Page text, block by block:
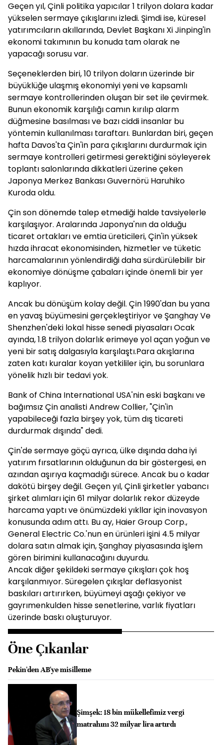
Geçen yıl, Çinli politika yapıcılar 1 trilyon dolara kadar
yükselen sermaye çıkışlarını izledi. Şimdi ise, küresel
yatırımcıların akıllarında, Devlet Başkanı Xi Jinping'in
ekonomi takımının bu konuda tam olarak ne
yapacağı sorusu var.
Seçeneklerden biri, 10 trilyon doların üzerinde bir
büyüklüğe ulaşmış ekonomiyi yeni ve kapsamlı
sermaye kontrollerinden oluşan bir set ile çevirmek.
Bunun ekonomik karşılığı camın kırılıp alarm
düğmesine basılması ve bazı ciddi insanlar bu
yöntemin kullanılması taraftarı. Bunlardan biri, geçen
hafta Davos'ta Çin'in para çıkışlarını durdurmak için
sermaye kontrolleri getirmesi gerektiğini söyleyerek
toplantı salonlarında dikkatleri üzerine çeken
Japonya Merkez Bankası Guvernörü Haruhiko
Kuroda oldu.
Çin son dönemde talep etmediği halde tavsiyelerle
karşılaşıyor. Aralarında Japonya'nın da olduğu
ticaret ortakları ve emtia üreticileri, Çin'in yüksek
hızda ihracat ekonomisinden, hizmetler ve tüketic
harcamalarının yönlendirdiği daha sürdürülebilir bir
ekonomiye dönüşme çabaları içinde önemli bir yer
kaplıyor.
Ancak bu dönüşüm kolay değil. Çin 1990'dan bu yana
en yavaş büyümesini gerçekleştiriyor ve Şanghay Ve
Shenzhen'deki lokal hisse senedi piyasaları Ocak
ayında, 1.8 trilyon dolarlık erimeye yol açan yoğun ve
yeni bir satış dalgasıyla karşılaştı.Para akışlarına
zaten katı kuralar koyan yetkililer için, bu sorunlara
yönelik hızlı bir tedavi yok.
Bank of China International USA'nin eski başkanı ve
bağımsız Çin analisti Andrew Collier, "Çin'in
yapabileceği fazla birşey yok, tüm dış ticareti
durdurmak dışında" dedi.
Çin'de sermaye göçü ayrıca, ülke dışında daha iyi
yatırım fırsatlarının olduğunun da bir göstergesi, en
azından aşırıya kaçmadığı sürece. Ancak bu o kadar
dakötü birşey değil. Geçen yıl, Çinli şirketler yabancı
şirket alımları için 61 milyar dolarlık rekor düzeyde
harcama yaptı ve önümüzdeki yıkllar için inovasyon
konusunda adım attı. Bu ay, Haier Group Corp.,
General Electric Co.'nun en ürünleri işini 4.5 milyar
dolara satın almak için, Şanghay piyasasında işlem
gören birimini kullanacağını duyurdu.
Ancak diğer şekildeki sermaye çıkışları çok hoş
karşılanmıyor. Süregelen çıkışlar deflasyonist
baskıları artırırken, büyümeyi aşağı çekiyor ve
gayrımenkulden hisse senetlerine, varlık fiyatları
üzerinde baskı oluşturuyor.
Öne Çıkanlar
Pekin'den AB'ye misilleme
Şimşek: 18 bin mükellefimiz vergi
matrahını 32 milyar lira artırdı